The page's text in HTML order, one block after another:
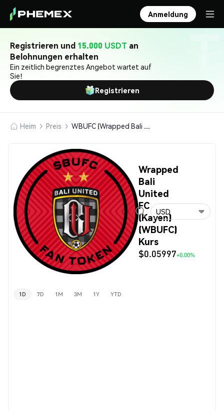
Anmeldung
Registrieren und 15.000 USDT an
Belohnungen erhalten
Ein zeitlich begrenztes Angebot wartet auf
Sie!
Registrieren
Heim Preis WBUFC (Wrapped Bali United FC (Kayen))
Wrapped
Bali
United
FC
(Kayen)
(WBUFC)
Kurs
$0.05997+0.00%
USD
1D 7D 1M 3M 1Y YTD